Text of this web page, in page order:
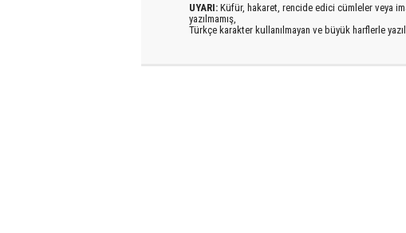
UYARI: Küfür, hakaret, rencide edici cümleler veya
yazılmamış,
Türkçe karakter kullanılmayan ve büyük harflerle